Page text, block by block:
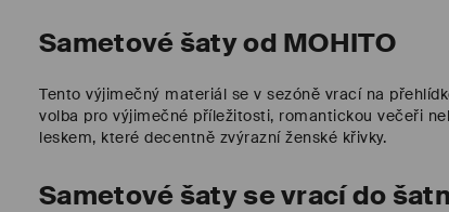
Sametové šaty od MOHITO
Tento výjimečný materiál se v sezóně vrací na
volba pro výjimečné příležitosti, romantickou večeři
leskem, které decentně zvýrazní ženské křivky.
Sametové šaty se vrací do